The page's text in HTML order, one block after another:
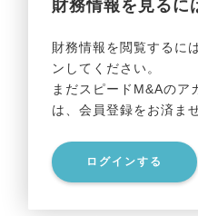
財務情報を見るに
財務情報を閲覧するに
ンしてください。
まだスピードM&Aのア
は、会員登録をお済ま
ログインする
事業利益
貸借対照表（B/S）
事業資産
事業負債